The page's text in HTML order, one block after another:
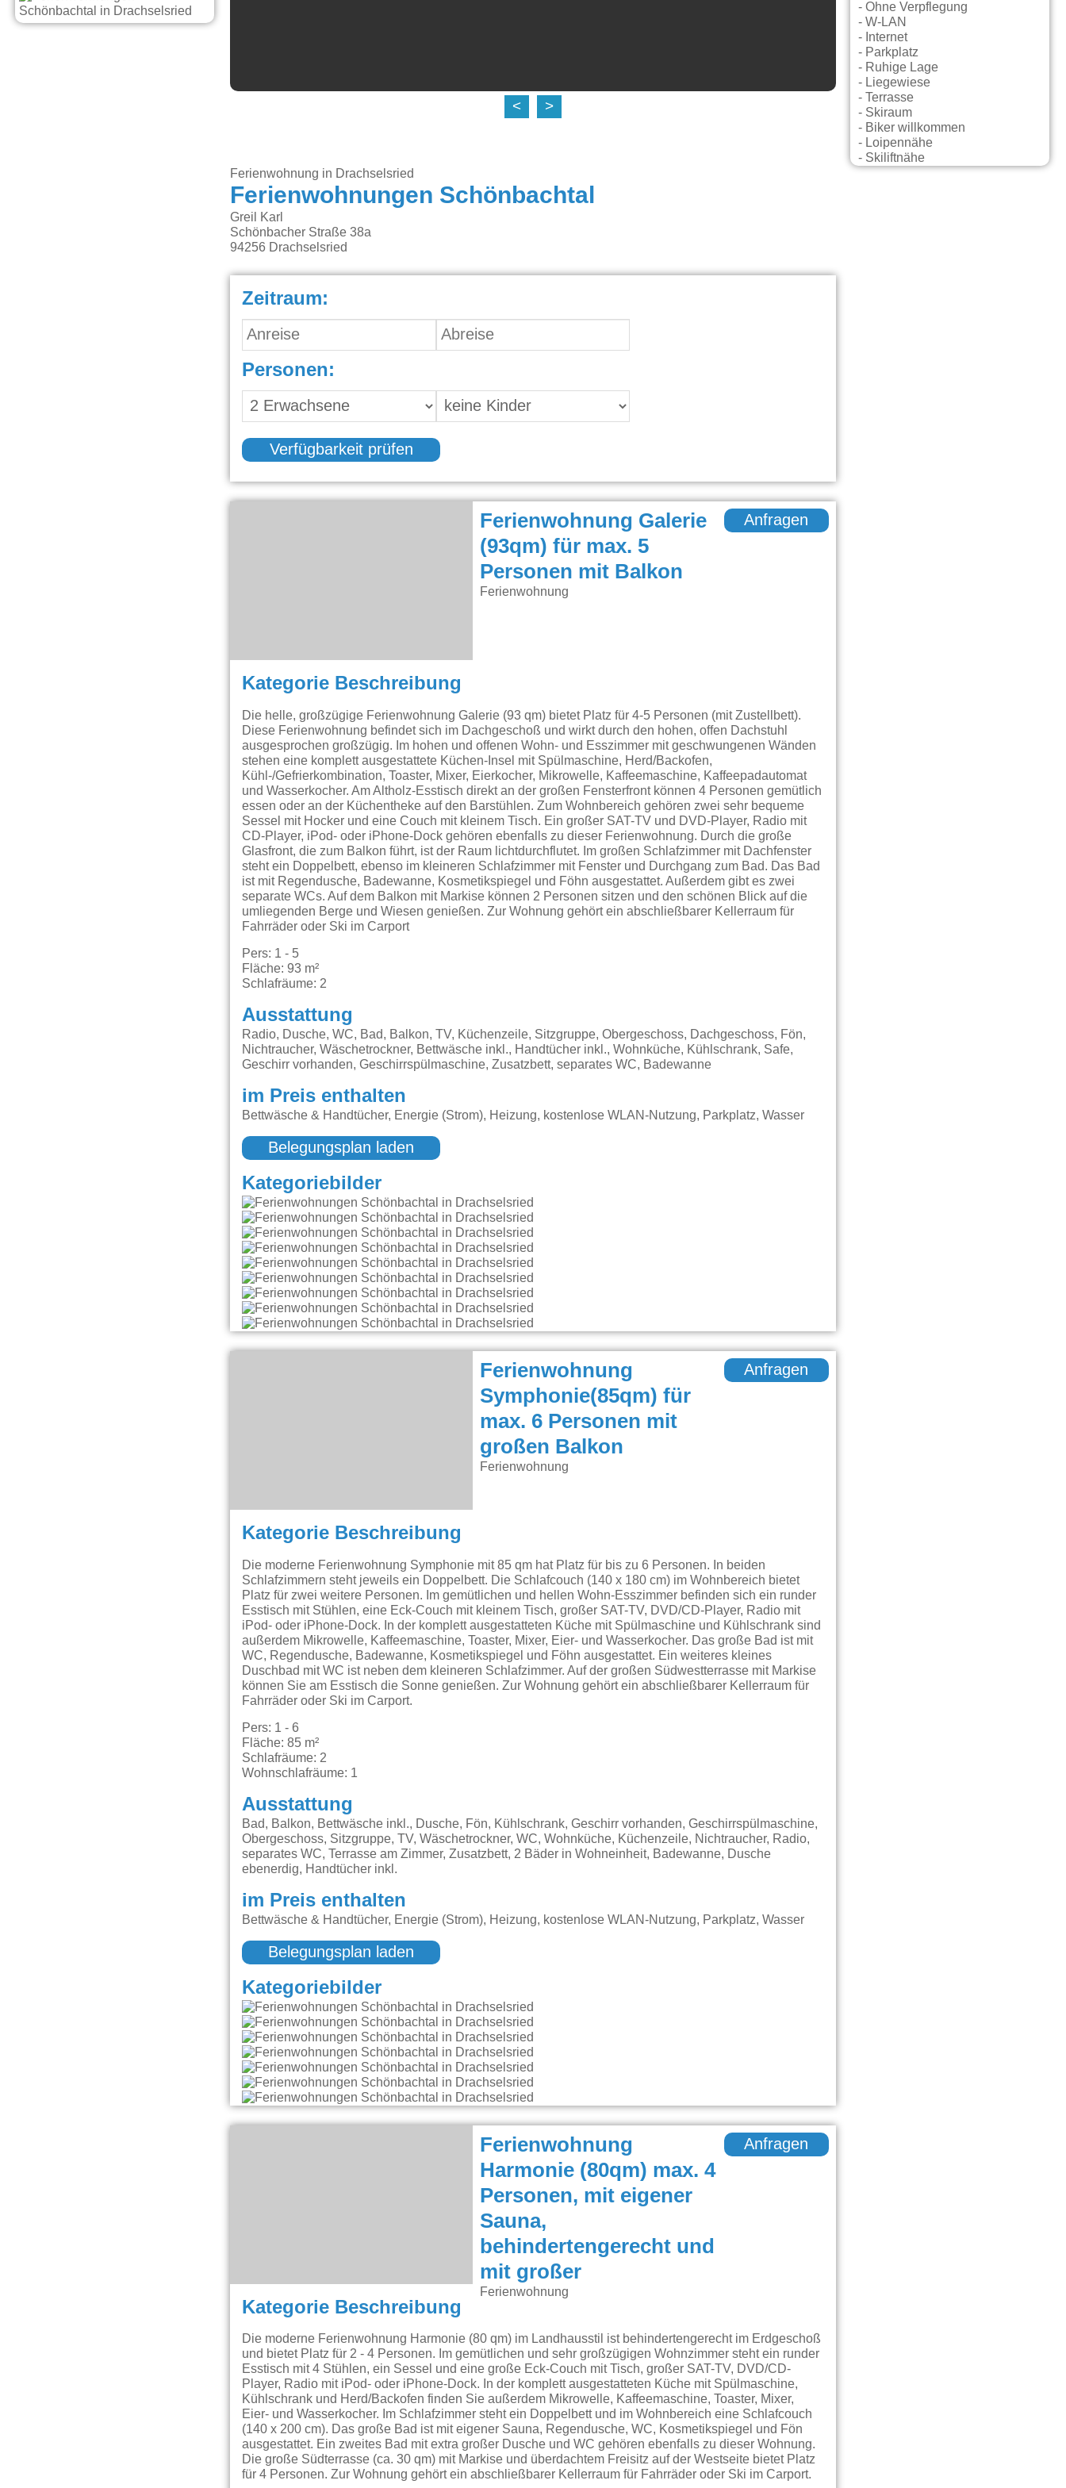
< >
Ferienwohnung in Drachselsried
Ferienwohnungen Schönbachtal
Greil Karl
Schönbacher Straße 38a
94256 Drachselsried
Zeitraum:
Personen:
Verfügbarkeit prüfen
Ferienwohnung Galerie
(93qm) für max. 5
Personen mit Balkon
Ferienwohnung
Anfragen
Kategorie Beschreibung
Die helle, großzügige Ferienwohnung Galerie (93 qm) bietet Platz für 4-5 Personen (mit Zustellbett).
Diese Ferienwohnung befindet sich im Dachgeschoß und wirkt durch den hohen, offen Dachstuhl
ausgesprochen großzügig. Im hohen und offenen Wohn- und Esszimmer mit geschwungenen Wänden
stehen eine komplett ausgestattete Küchen-Insel mit Spülmaschine, Herd/Backofen,
Kühl-/Gefrierkombination, Toaster, Mixer, Eierkocher, Mikrowelle, Kaffeemaschine, Kaffeepadautomat
und Wasserkocher. Am Altholz-Esstisch direkt an der großen Fensterfront können 4 Personen gemütlich
essen oder an der Küchentheke auf den Barstühlen. Zum Wohnbereich gehören zwei sehr bequeme
Sessel mit Hocker und eine Couch mit kleinem Tisch. Ein großer SAT-TV und DVD-Player, Radio mit
CD-Player, iPod- oder iPhone-Dock gehören ebenfalls zu dieser Ferienwohnung. Durch die große
Glasfront, die zum Balkon führt, ist der Raum lichtdurchflutet. Im großen Schlafzimmer mit Dachfenster
steht ein Doppelbett, ebenso im kleineren Schlafzimmer mit Fenster und Durchgang zum Bad. Das Bad
ist mit Regendusche, Badewanne, Kosmetikspiegel und Föhn ausgestattet. Außerdem gibt es zwei
separate WCs. Auf dem Balkon mit Markise können 2 Personen sitzen und den schönen Blick auf die
umliegenden Berge und Wiesen genießen. Zur Wohnung gehört ein abschließbarer Kellerraum für
Fahrräder oder Ski im Carport
Pers: 1 - 5
Fläche: 93 m²
Schlafräume: 2
Ausstattung
Radio, Dusche, WC, Bad, Balkon, TV, Küchenzeile, Sitzgruppe, Obergeschoss, Dachgeschoss, Fön,
Nichtraucher, Wäschetrockner, Bettwäsche inkl., Handtücher inkl., Wohnküche, Kühlschrank, Safe,
Geschirr vorhanden, Geschirrspülmaschine, Zusatzbett, separates WC, Badewanne
im Preis enthalten
Bettwäsche & Handtücher, Energie (Strom), Heizung, kostenlose WLAN-Nutzung, Parkplatz, Wasser
Belegungsplan laden
Kategoriebilder
Ferienwohnung
Symphonie(85qm) für
max. 6 Personen mit
großen Balkon
Ferienwohnung
Anfragen
Kategorie Beschreibung
Die moderne Ferienwohnung Symphonie mit 85 qm hat Platz für bis zu 6 Personen. In beiden
Schlafzimmern steht jeweils ein Doppelbett. Die Schlafcouch (140 x 180 cm) im Wohnbereich bietet
Platz für zwei weitere Personen. Im gemütlichen und hellen Wohn-Esszimmer befinden sich ein runder
Esstisch mit Stühlen, eine Eck-Couch mit kleinem Tisch, großer SAT-TV, DVD/CD-Player, Radio mit
iPod- oder iPhone-Dock. In der komplett ausgestatteten Küche mit Spülmaschine und Kühlschrank sind
außerdem Mikrowelle, Kaffeemaschine, Toaster, Mixer, Eier- und Wasserkocher. Das große Bad ist mit
WC, Regendusche, Badewanne, Kosmetikspiegel und Föhn ausgestattet. Ein weiteres kleines
Duschbad mit WC ist neben dem kleineren Schlafzimmer. Auf der großen Südwestterrasse mit Markise
können Sie am Esstisch die Sonne genießen. Zur Wohnung gehört ein abschließbarer Kellerraum für
Fahrräder oder Ski im Carport.
Pers: 1 - 6
Fläche: 85 m²
Schlafräume: 2
Wohnschlafräume: 1
Ausstattung
Bad, Balkon, Bettwäsche inkl., Dusche, Fön, Kühlschrank, Geschirr vorhanden, Geschirrspülmaschine,
Obergeschoss, Sitzgruppe, TV, Wäschetrockner, WC, Wohnküche, Küchenzeile, Nichtraucher, Radio,
separates WC, Terrasse am Zimmer, Zusatzbett, 2 Bäder in Wohneinheit, Badewanne, Dusche
ebenerdig, Handtücher inkl.
im Preis enthalten
Bettwäsche & Handtücher, Energie (Strom), Heizung, kostenlose WLAN-Nutzung, Parkplatz, Wasser
Belegungsplan laden
Kategoriebilder
Ferienwohnung
Harmonie (80qm) max. 4
Personen, mit eigener
Sauna,
behindertengerecht und
mit großer
Ferienwohnung
Anfragen
Kategorie Beschreibung
Die moderne Ferienwohnung Harmonie (80 qm) im Landhausstil ist behindertengerecht im Erdgeschoß
und bietet Platz für 2 - 4 Personen. Im gemütlichen und sehr großzügigen Wohnzimmer steht ein runder
Esstisch mit 4 Stühlen, ein Sessel und eine große Eck-Couch mit Tisch, großer SAT-TV, DVD/CD-
Player, Radio mit iPod- oder iPhone-Dock. In der komplett ausgestatteten Küche mit Spülmaschine,
Kühlschrank und Herd/Backofen finden Sie außerdem Mikrowelle, Kaffeemaschine, Toaster, Mixer,
Eier- und Wasserkocher. Im Schlafzimmer steht ein Doppelbett und im Wohnbereich eine Schlafcouch
(140 x 200 cm). Das große Bad ist mit eigener Sauna, Regendusche, WC, Kosmetikspiegel und Fön
ausgestattet. Ein zweites Bad mit extra großer Dusche und WC gehören ebenfalls zu dieser Wohnung.
Die große Südterrasse (ca. 30 qm) mit Markise und überdachtem Freisitz auf der Westseite bietet Platz
für 4 Personen. Zur Wohnung gehört ein abschließbarer Kellerraum für Fahrräder oder Ski im Carport.
- Ohne Verpflegung
- W-LAN
- Internet
- Parkplatz
- Ruhige Lage
- Liegewiese
- Terrasse
- Skiraum
- Biker willkommen
- Loipennähe
- Skiliftnähe